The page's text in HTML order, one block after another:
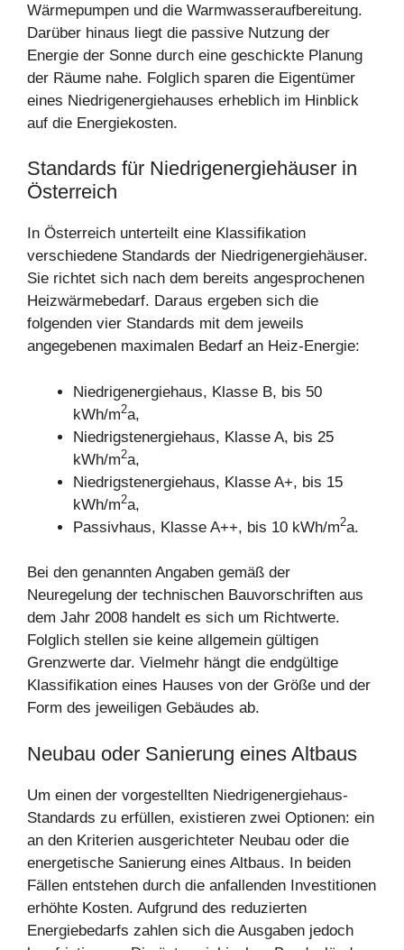
Wärmepumpen und die Warmwasseraufbereitung.
Darüber hinaus liegt die passive Nutzung der
Energie der Sonne durch eine geschickte Planung
der Räume nahe. Folglich sparen die Eigentümer
eines Niedrigenergiehauses erheblich im Hinblick
auf die Energiekosten.
Standards für Niedrigenergiehäuser in
Österreich
In Österreich unterteilt eine Klassifikation
verschiedene Standards der Niedrigenergiehäuser.
Sie richtet sich nach dem bereits angesprochenen
Heizwärmebedarf. Daraus ergeben sich die
folgenden vier Standards mit dem jeweils
angegebenen maximalen Bedarf an Heiz-Energie:
Niedrigenergiehaus, Klasse B, bis 50
kWh/m2a,
Niedrigstenergiehaus, Klasse A, bis 25
kWh/m2a,
Niedrigstenergiehaus, Klasse A+, bis 15
kWh/m2a,
Passivhaus, Klasse A++, bis 10 kWh/m2a.
Bei den genannten Angaben gemäß der
Neuregelung der technischen Bauvorschriften aus
dem Jahr 2008 handelt es sich um Richtwerte.
Folglich stellen sie keine allgemein gültigen
Grenzwerte dar. Vielmehr hängt die endgültige
Klassifikation eines Hauses von der Größe und der
Form des jeweiligen Gebäudes ab.
Neubau oder Sanierung eines Altbaus
Um einen der vorgestellten Niedrigenergiehaus-
Standards zu erfüllen, existieren zwei Optionen: ein
an den Kriterien ausgerichteter Neubau oder die
energetische Sanierung eines Altbaus. In beiden
Fällen entstehen durch die anfallenden Investitionen
erhöhte Kosten. Aufgrund des reduzierten
Energiebedarfs zahlen sich die Ausgaben jedoch